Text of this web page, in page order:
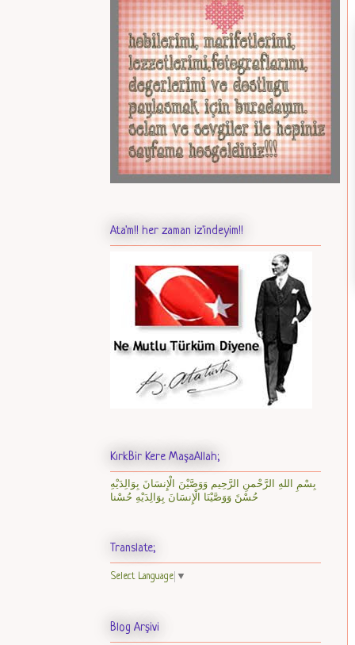
Ata'm!! her zaman iz'indeyim!!
KırkBir Kere MaşaAllah;
بِسْمِ اللهِ الرَّحْمنِ الرَّحِيم وَوَصَّيْنَ الْإِنسَانَ بِوَالِدَيْهِ
حُسْنً وَوَصَّيْنَا الْإِنسَانَ بِوَالِدَيْهِ حُسْنا
Translate;
Select Language ▼
Blog Arşivi